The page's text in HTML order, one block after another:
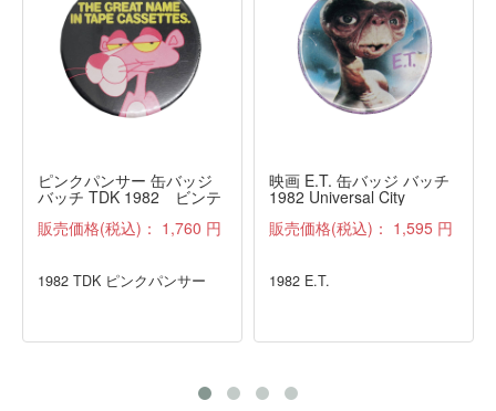
ピンクパンサー 缶バッジ
バッチ TDK 1982 ビンテ
ージ
販売価格(税込)： 1,760 円
1982 TDK ピンクパンサー
映画 E.T. 缶バッジ バッチ
1982 Universal City
販売価格(税込)： 1,595 円
1982 E.T.